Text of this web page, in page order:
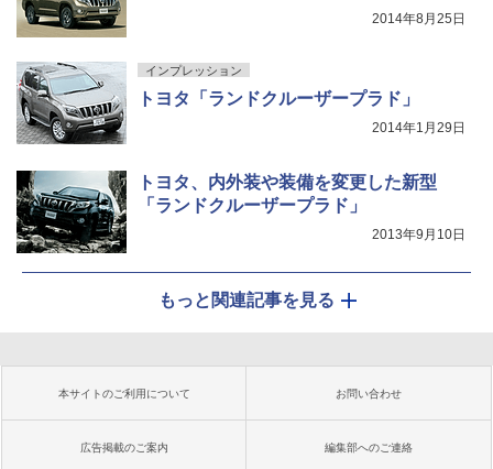
2014年8月25日
インプレッション
トヨタ「ランドクルーザープラド」
2014年1月29日
トヨタ、内外装や装備を変更した新型
「ランドクルーザープラド」
2013年9月10日
もっと関連記事を見る
本サイトのご利用について お問い合わせ
広告掲載のご案内 編集部へのご連絡